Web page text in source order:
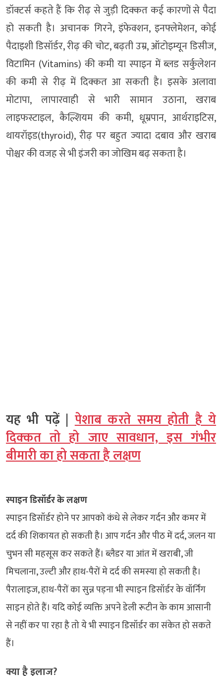
डॉक्टर्स कहते हैं कि रीढ़ से जुड़ी दिक्कत कई कारणों से पैदा
हो सकती है। अचानक गिरने, इंफेक्शन, इनफ्लेमेशन, कोई
पैदाइशी डिसॉर्डर, रीढ़ की चोट, बढ़ती उम्र, ऑटोइम्यून डिसीज,
विटामिन (Vitamins) की कमी या स्पाइन में ब्लड सर्कुलेशन
की कमी से रीढ़ में दिक्कत आ सकती है। इसके अलावा
मोटापा, लापारवाही से भारी सामान उठाना, खराब
लाइफस्टाइल, कैल्शियम की कमी, धूम्रपान, आर्थराइटिस,
थायरॉइड(thyroid), रीढ़ पर बहुत ज्यादा दबाव और खराब
पोश्चर की वजह से भी इंजरी का जोखिम बढ़ सकता है।
यह भी पढ़ें |पेशाब करते समय होती है ये
दिक्‍कत तो हो जाए सावधान, इस गंभीर
बीमारी का हो सकता है लक्षण
स्पाइन डिसॉर्डर के लक्षण
स्पाइन डिसॉर्डर होने पर आपको कंधे से लेकर गर्दन और कमर में
दर्द की शिकायत हो सकती है। आप गर्दन और पीठ में दर्द, जलन या
चुभन सी महसूस कर सकते हैं। ब्लैडर या आंत में खराबी, जी
मिचलाना, उल्टी और हाथ-पैरों मे दर्द की समस्या हो सकती है।
पैरालाइज, हाथ-पैरों का सुन्न पड़ना भी स्पाइन डिसॉर्डर के वॉर्निंग
साइन होते हैं। यदि कोई व्यक्ति अपने डेली रूटीन के काम आसानी
से नहीं कर पा रहा है तो ये भी स्पाइन डिसॉर्डर का संकेत हो सकते
हैं।
क्या है इलाज?